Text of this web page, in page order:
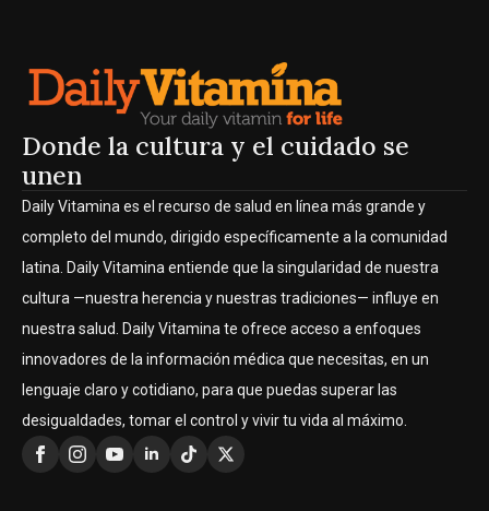
Donde la cultura y el cuidado se
unen
Daily Vitamina es el recurso de salud en línea más grande y
completo del mundo, dirigido específicamente a la comunidad
latina. Daily Vitamina entiende que la singularidad de nuestra
cultura —nuestra herencia y nuestras tradiciones— influye en
nuestra salud. Daily Vitamina te ofrece acceso a enfoques
innovadores de la información médica que necesitas, en un
lenguaje claro y cotidiano, para que puedas superar las
desigualdades, tomar el control y vivir tu vida al máximo.